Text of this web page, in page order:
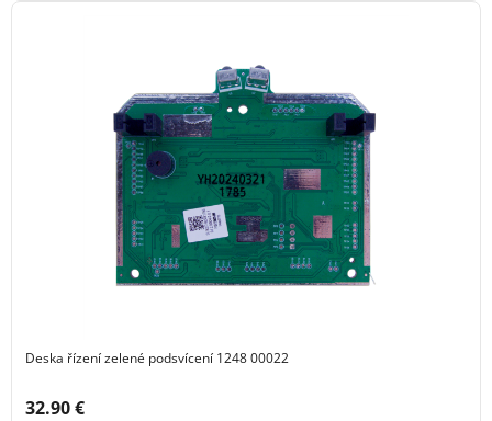
Deska řízení zelené podsvícení 1248 00022
Cena s DPH:
32.90 €